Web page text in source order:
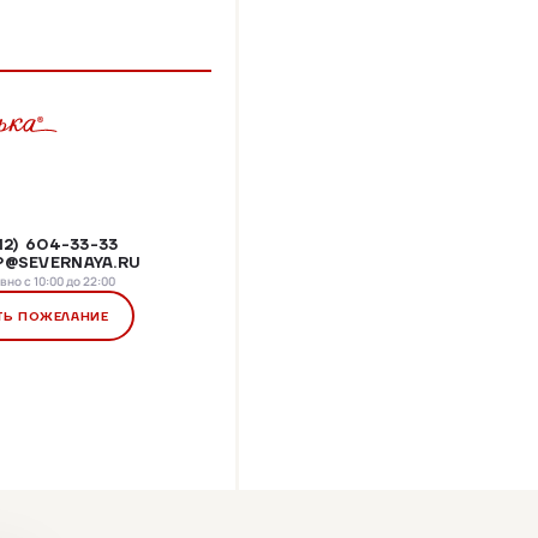
604-33-33
с 10:00 до 22:00
ПОЖЕЛАНИЕ